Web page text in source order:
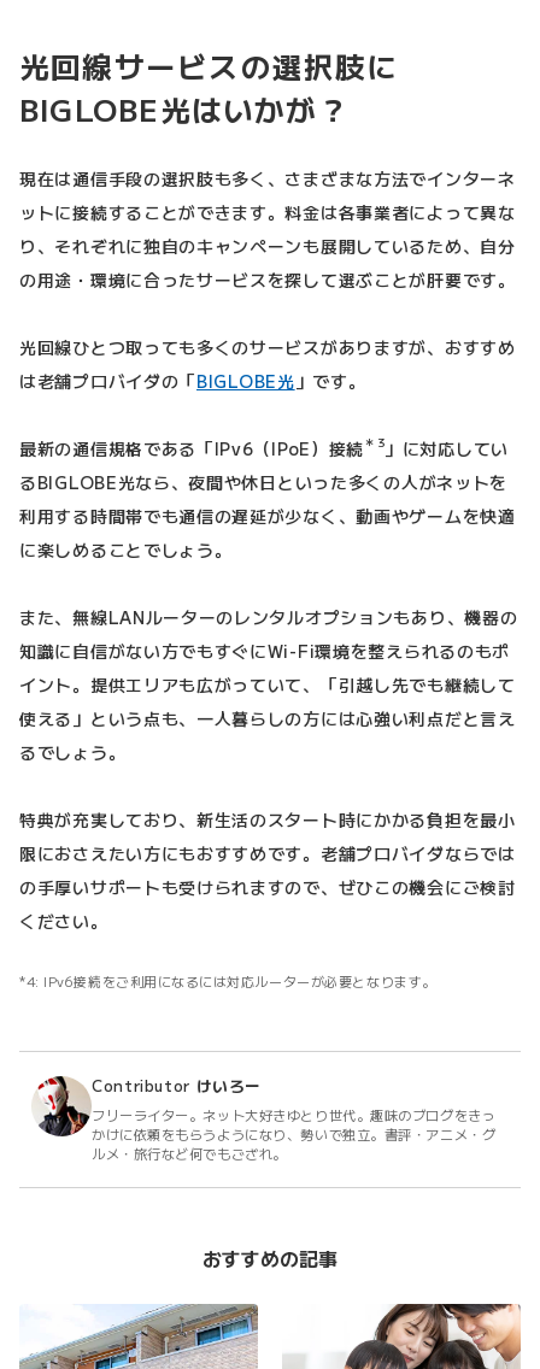
光回線サービスの選択肢に
BIGLOBE光はいかが？
現在は通信手段の選択肢も多く、さまざまな方法でインターネ
ットに接続することができます。料金は各事業者によって異な
り、それぞれに独自のキャンペーンも展開しているため、自分
の用途・環境に合ったサービスを探して選ぶことが肝要です。
光回線ひとつ取っても多くのサービスがありますが、おすすめ
は老舗プロバイダの「BIGLOBE光 」です。
最新の通信規格である「IPv6（IPoE）接続＊3 」に対応してい
るBIGLOBE光なら、夜間や休日といった多くの人がネットを
利用する時間帯でも通信の遅延が少なく、動画やゲームを快適
に楽しめることでしょう。
また、無線LANルーターのレンタルオプションもあり、機器の
知識に自信がない方でもすぐにWi-Fi環境を整えられるのもポ
イント。提供エリアも広がっていて、「引越し先でも継続して
使える」という点も、一人暮らしの方には心強い利点だと言え
るでしょう。
特典が充実しており、新生活のスタート時にかかる負担を最小
限におさえたい方にもおすすめです。老舗プロバイダならでは
の手厚いサポートも受けられますので、ぜひこの機会にご検討
ください。
IPv6接続をご利用になるには対応ルーターが必要となります。
Contributor けいろー
フリーライター。ネット大好きゆとり世代。趣味のブログをきっ
かけに依頼をもらうようになり、勢いで独立。書評・アニメ・グ
ルメ・旅行など何でもござれ。
おすすめの記事